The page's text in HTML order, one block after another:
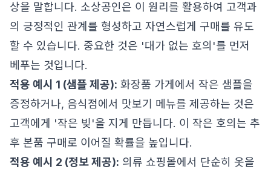
상을 말합니다. 소상공인은 이 원리를 활용하여 고객과
의 긍정적인 관계를 형성하고 자연스럽게 구매를 유도
할 수 있습니다. 중요한 것은 '대가 없는 호의'를 먼저
베푸는 것입니다.
적용 예시 1 (샘플 제공): 화장품 가게에서 작은 샘플을
증정하거나, 음식점에서 맛보기 메뉴를 제공하는 것은
고객에게 '작은 빚'을 지게 만듭니다. 이 작은 호의는 추
후 본품 구매로 이어질 확률을 높입니다.
적용 예시 2 (정보 제공): 의류 쇼핑몰에서 단순히 옷을